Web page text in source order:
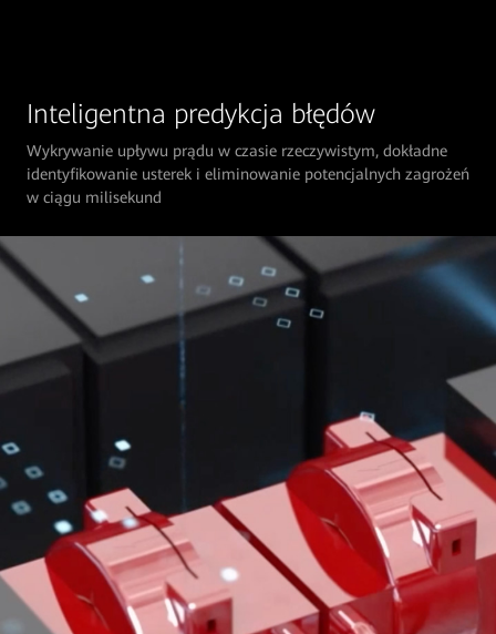
Inteligentna predykcja błędów
Wykrywanie upływu prądu w czasie rzeczywistym, dokładne
identyfikowanie usterek i eliminowanie potencjalnych zagrożeń
w ciągu milisekund